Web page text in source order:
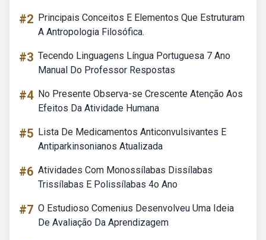
#2 Principais Conceitos E Elementos Que Estruturam
A Antropologia Filosófica.
#3 Tecendo Linguagens Língua Portuguesa 7 Ano
Manual Do Professor Respostas
#4 No Presente Observa-se Crescente Atenção Aos
Efeitos Da Atividade Humana
#5 Lista De Medicamentos Anticonvulsivantes E
Antiparkinsonianos Atualizada
#6 Atividades Com Monossílabas Dissílabas
Trissílabas E Polissílabas 4o Ano
#7 O Estudioso Comenius Desenvolveu Uma Ideia
De Avaliação Da Aprendizagem